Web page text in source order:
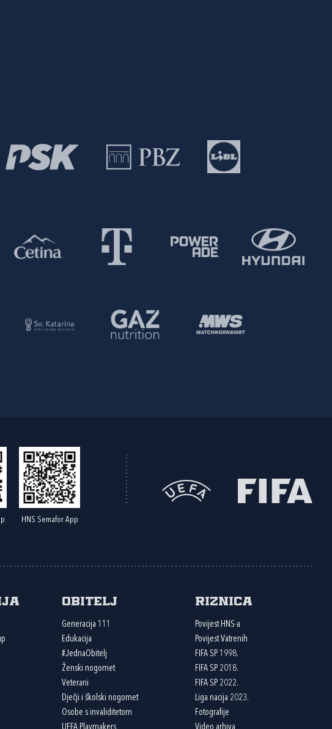
HNS Semafor App
Obitelj
Generacija 111
Edukacija
#JednaObitelj
Ženski nogomet
Veterani
Dječji i školski nogomet
Osobe s invaliditetom
Riznica
Povijest HNS-a
Povijest Vatrenih
FIFA SP 1998.
FIFA SP 2018.
FIFA SP 2022.
Liga nacija 2023.
Fotografije